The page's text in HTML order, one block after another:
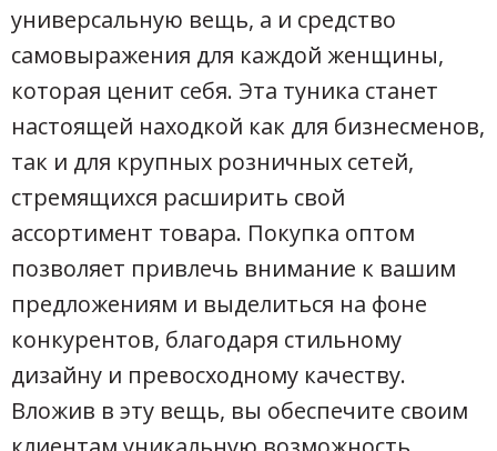
универсальную вещь, а и средство
самовыражения для каждой женщины,
которая ценит себя. Эта туника станет
настоящей находкой как для бизнесменов,
так и для крупных розничных сетей,
стремящихся расширить свой
ассортимент товара. Покупка оптом
позволяет привлечь внимание к вашим
предложениям и выделиться на фоне
конкурентов, благодаря стильному
дизайну и превосходному качеству.
Вложив в эту вещь, вы обеспечите своим